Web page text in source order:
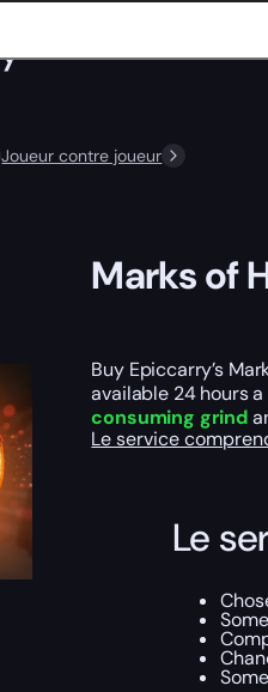
Joueur contre joueur
Marks of
Buy Epiccarry’s
available 24 hours
consuming grind
Le service
Le